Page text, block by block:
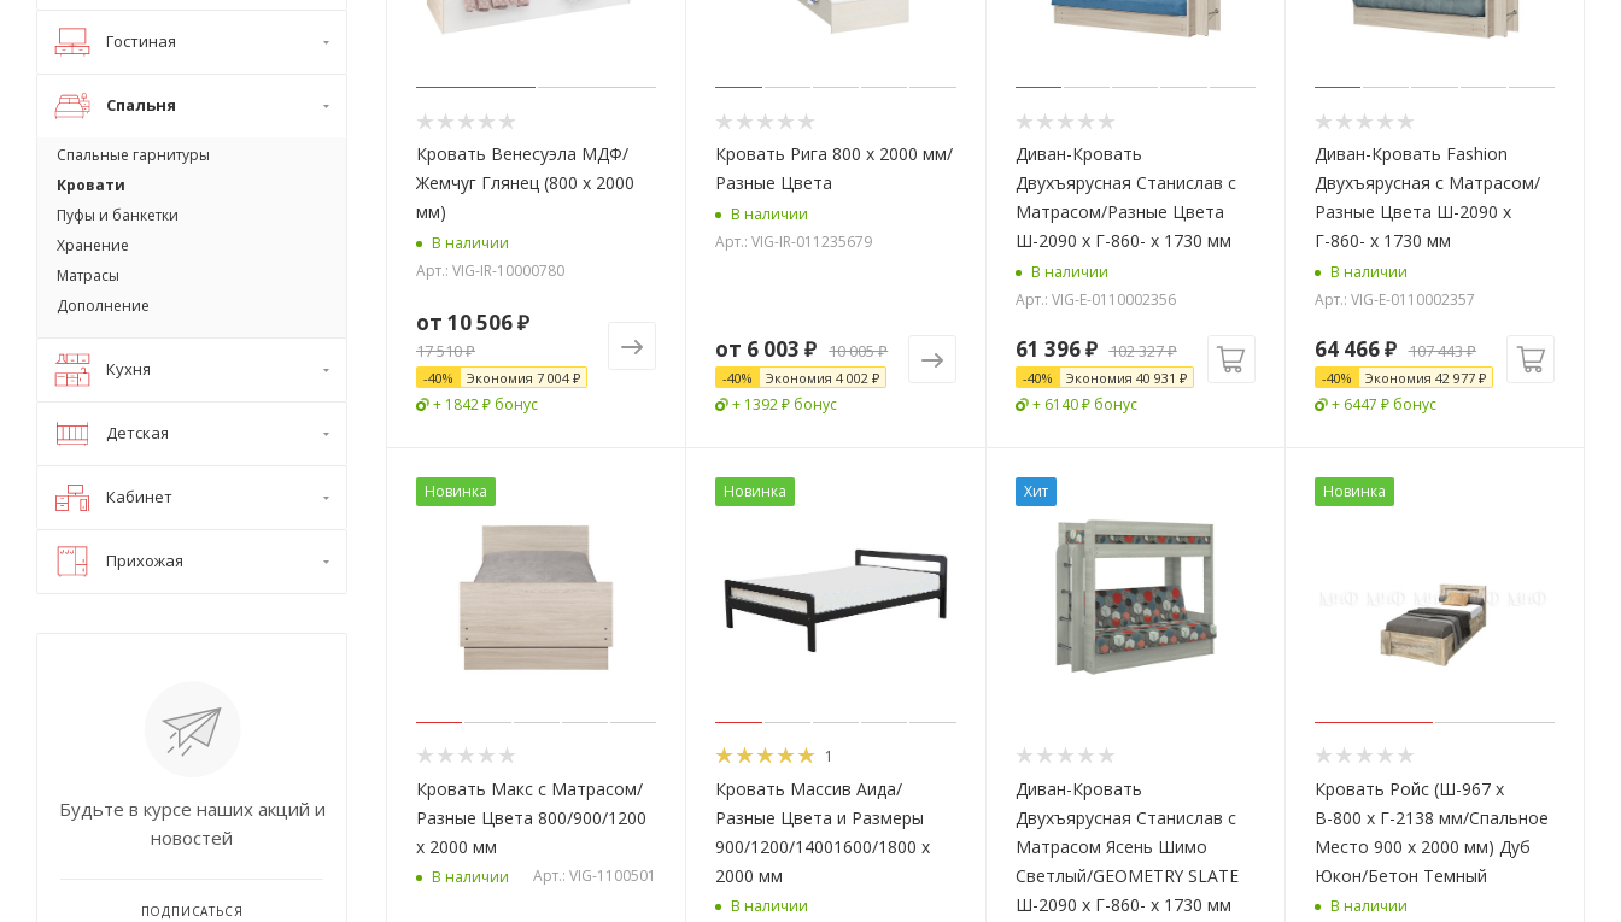
Кровать Венесуэла МДФ/
Жемчуг Глянец (800 х 2000
мм)
В наличии
Арт.: VIG-IR-10000780
от 10 506 ₽
17 510 ₽
-40% Экономия 7 004 ₽
+ 1842 ₽ бонус
Кровать Рига 800 х 2000 мм/
Разные Цвета
В наличии
Арт.: VIG-IR-011235679
от 6 003 ₽ 10 005 ₽
-40% Экономия4 002 ₽
+ 1392 ₽ бонус
Диван-Кровать
Двухъярусная Станислав с
Матрасом/Разные Цвета
Ш-2090 х Г-860- х 1730 мм
В наличии
Арт.: VIG-E-0110002356
61 396₽ 102 327₽
-40% Экономия 40 931 ₽
+ 6140 ₽ бонус
Диван-Кровать Fashion
Двухъярусная с Матрасом/
Разные Цвета Ш-2090 х
Г-860- х 1730 мм
В наличии
Арт.: VIG-E-0110002357
64 466₽ 107 443₽
-40% Экономия 42 977₽
+ 6447 ₽ бонус
Новинка
Кровать Макс с Матрасом/
Разные Цвета 800/900/1200
х 2000 мм
В наличии Арт.: VIG-1100501
Новинка
1
Кровать Массив Аида/
Разные Цвета и Размеры
900/1200/14001600/1800 х
2000 мм
В наличии
Хит
Диван-Кровать
Двухъярусная Станислав с
Матрасом Ясень Шимо
Светлый/GEOMETRY SLATE
Ш-2090 х Г-860- х 1730 мм
Новинка
Кровать Ройс (Ш-967 x
В-800 x Г-2138 мм/Спальное
Место 900 x 2000 мм) Дуб
Юкон/Бетон Темный
В наличии
Гостиная
Спальня
Спальные гарнитуры
Кровати
Пуфы и банкетки
Хранение
Матрасы
Дополнение
Кухня
Детская
Кабинет
Прихожая
Будьте в курсе наших акций и
новостей
ПОДПИСАТЬСЯ